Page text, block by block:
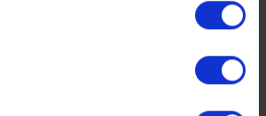
noggrannhet på upp till flera meter
hur dina personliga uppgifter